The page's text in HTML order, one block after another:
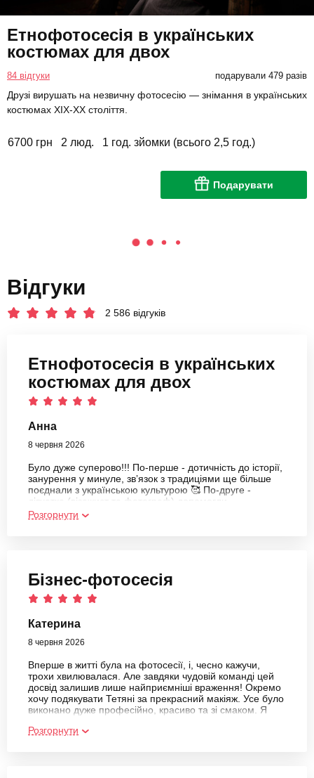
Етнофотосесія в українських
костюмах для двох
84 відгуки подарували 479 разів
Друзі вирушать на незвичну фотосесію — знімання в українських
костюмах XIX-XX століття.
6700 грн 2 люд. 1 год. зйомки (всього 2,5 год.)
Подарувати
Відгуки
2 586 відгуків
Етнофотосесія в українських
костюмах для двох
Анна
8 червня 2026
Було дуже суперово!!! По-перше - дотичність до історії,
занурення у минуле, звʼязок з традиціями ще більше
поєднали з українською культурою 🥰 По-друге -
дівчатка (візажист та фотограф) допомогли
розслабитися, зануритися у атмосферу та побут
нашого народу і подарували чудовий настрій ❤️‍🔥
Розгорнути
Бізнес-фотосесія
Катерина
8 червня 2026
Вперше в житті була на фотосесії, і, чесно кажучи,
трохи хвилювалася. Але завдяки чудовій команді цей
досвід залишив лише найприємніші враження! Окремо
хочу подякувати Тетяні за прекрасний макіяж. Усе було
виконано дуже професійно, красиво та зі смаком. Я
величезне дякую фотографу Катерині! Вона справжній
Розгорнути